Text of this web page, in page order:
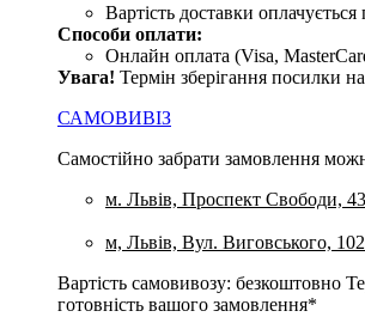
Вартість доставки
Способи оплати:
Онлайн оплата (Visa,
Увага! Термін зберігання посилки
САМОВИВІЗ
Самостійно забрати замовлення
м. Львів, Проспект Свободи, 43
м, Львів, Вул. Виговського,
Вартість самовивозу: безкоштовно
готовність вашого замовлення*